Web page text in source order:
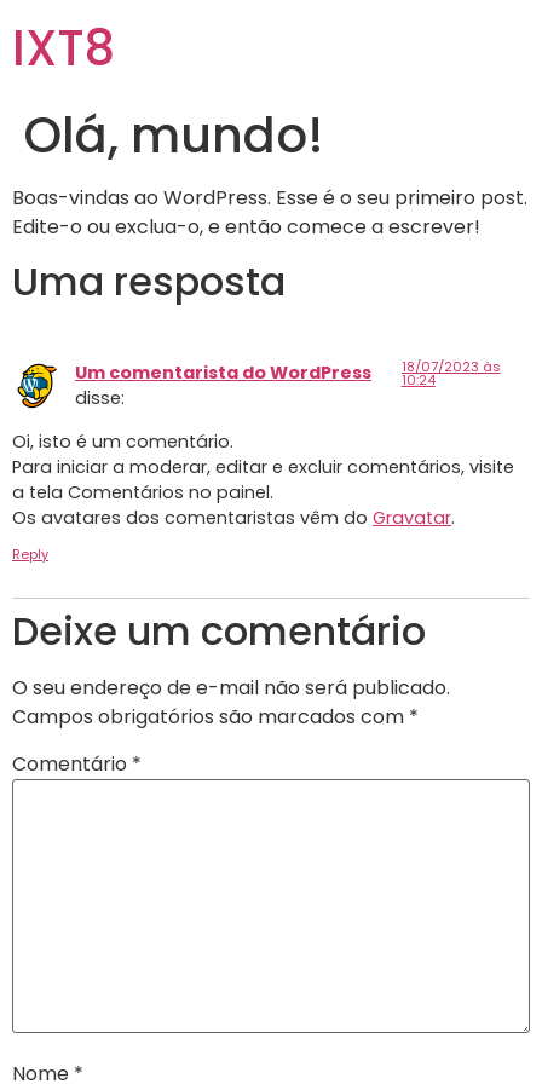
IXT8
Olá, mundo!
Boas-vindas ao WordPress. Esse é o seu primeiro post.
Edite-o ou exclua-o, e então comece a escrever!
Uma resposta
Um comentarista do WordPress
disse:
18/07/2023 às
10:24
Oi, isto é um comentário.
Para iniciar a moderar, editar e excluir comentários, visite
a tela Comentários no painel.
Os avatares dos comentaristas vêm do Gravatar.
Reply
Deixe um comentário
O seu endereço de e-mail não será publicado.
Campos obrigatórios são marcados com *
Comentário *
Nome *